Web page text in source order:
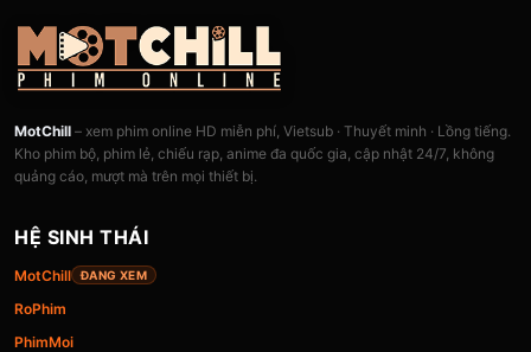
MotChill – xem phim online HD miễn phí, Vietsub · Thuyết minh · Lồng tiếng.
Kho phim bộ, phim lẻ, chiếu rạp, anime đa quốc gia, cập nhật 24/7, không
quảng cáo, mượt mà trên mọi thiết bị.
HỆ SINH THÁI
MotChill ĐANG XEM
RoPhim
PhimMoi